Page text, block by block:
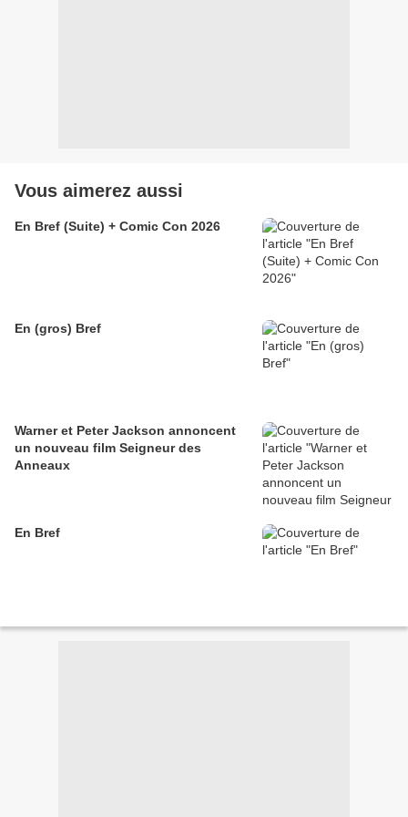
Vous aimerez aussi
En Bref (Suite) + Comic Con 2026
En (gros) Bref
Warner et Peter Jackson annoncent
un nouveau film Seigneur des
Anneaux
En Bref